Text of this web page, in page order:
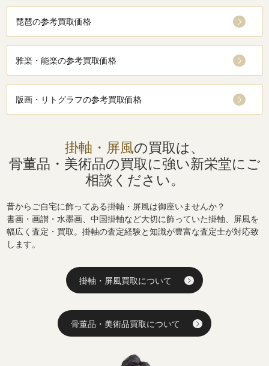
琵琶の参考買取価格
雅楽・能楽の参考買取価格
版画・リトグラフの参考買取価格
掛軸・屏風の買取は、
骨董品・美術品の買取に強い新栄堂にご
相談ください。
昔からご自宅に飾ってある掛軸・屏風は御座いませんか？
書画・画讃・水墨画、中国掛軸など大切に飾っていた掛軸、屏風を
幅広く査定・買取。掛軸の査定経験と知識が豊富な査定士が対応致
します。
掛軸・屏風買取について
骨董品・美術品買取について